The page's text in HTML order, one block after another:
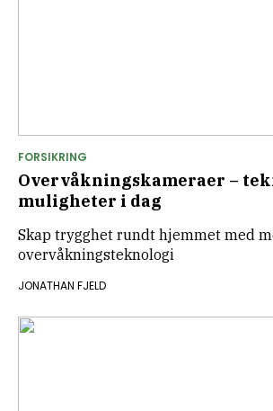
Overvåkningskameraer –
muligheter i dag
Skap trygghet rundt hjemmet med
overvåkningsteknologi
FORSIKRING
JONATHAN FJELD